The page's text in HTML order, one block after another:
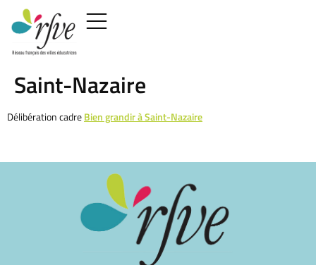
Saint-Nazaire
Délibération cadreBien grandir à Saint-Nazaire